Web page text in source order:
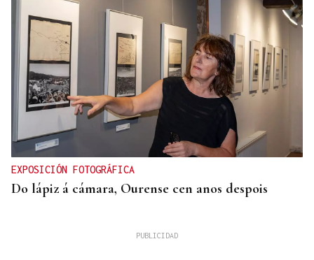
EXPOSICIÓN FOTOGRÁFICA
Do lápiz á cámara, Ourense cen anos despois